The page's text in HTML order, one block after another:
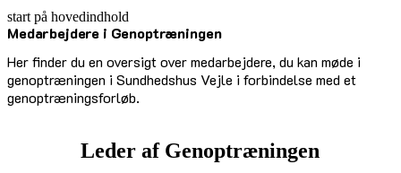
start på hovedindhold
Medarbejdere i Genoptræningen
Her finder du en oversigt over medarbejdere, du kan møde i
genoptræningen i Sundhedshus Vejle i forbindelse med et
genoptræningsforløb.
senest opdateret 17. april 2026
Leder af Genoptræningen